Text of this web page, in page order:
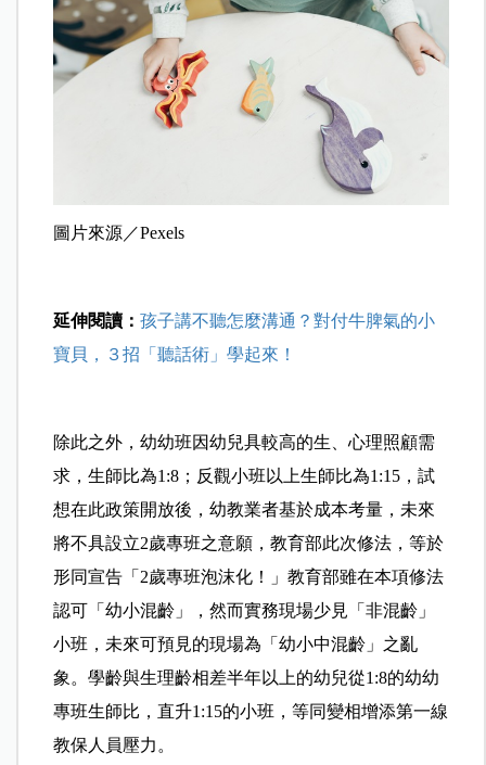
圖片來源／Pexels
延伸閱讀：孩子講不聽怎麼溝通？對付牛脾氣的小
寶貝，３招「聽話術」學起來！
除此之外，幼幼班因幼兒具較高的生、心理照顧需
求，生師比為1:8；反觀小班以上生師比為1:15，試
想在此政策開放後，幼教業者基於成本考量，未來
將不具設立2歲專班之意願，教育部此次修法，等於
形同宣告「2歲專班泡沫化！」教育部雖在本項修法
認可「幼小混齡」，然而實務現場少見「非混齡」
小班，未來可預見的現場為「幼小中混齡」之亂
象。學齡與生理齡相差半年以上的幼兒從1:8的幼幼
專班生師比，直升1:15的小班，等同變相增添第一線
教保人員壓力。